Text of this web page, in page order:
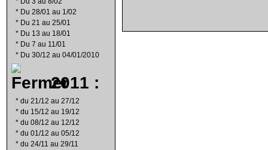
* Du 28/01 au 1/02
* Du 21 au 25/01
* Du 13 au 18/01
* Du 7 au 11/01
* Du 30/12 au 04/01/2010
2011 :
* du 21/12 au 27/12
* du 15/12 au 19/12
* du 08/12 au 12/12
* du 01/12 au 05/12
* du 24/11 au 29/11